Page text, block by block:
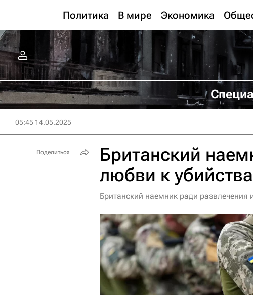
Политика В мире Экономика
05:45 14.05.2025
Британский
любви к
Британский наемник ради
Поделиться